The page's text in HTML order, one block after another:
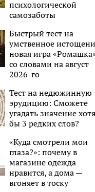
психологической
самозаботы
Быстрый тест на
умственное
новая игра
со словами на август
2026-го
Тест на недюжинную
эрудицию: Сможете
угадать значение хотя
бы 3 редких слов?
«Куда смотрели мои
глаза?»: почему в
магазине одежда
нравится, а дома —
вгоняет в тоску